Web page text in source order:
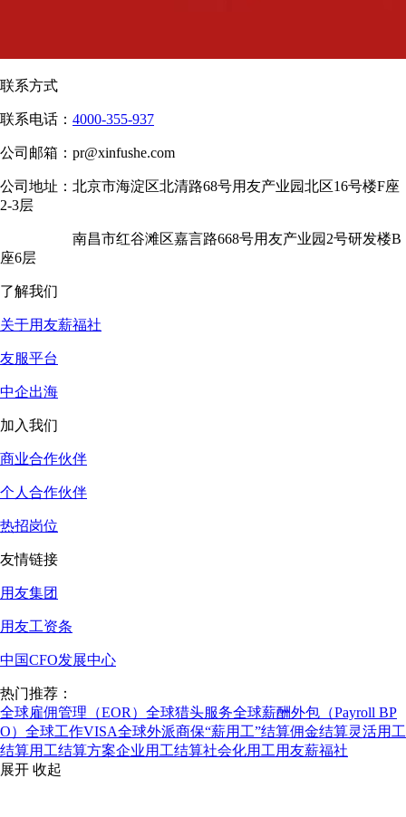
联系方式
联系电话： 4000-355-937
公司邮箱： pr@xinfushe.com
公司地址： 北京市海淀区北清路68号用友产业园北区16号楼F座
2-3层
南昌市红谷滩区嘉言路668号用友产业园2号研发楼B
座6层
了解我们
关于用友薪福社
友服平台
中企出海
加入我们
商业合作伙伴
个人合作伙伴
热招岗位
友情链接
用友集团
用友工资条
中国CFO发展中心
热门推荐：
全球雇佣管理（EOR） 全球猎头服务全球薪酬外包（Payroll BP
O） 全球工作VISA全球外派商保“薪用工”结算佣金结算灵活用工
结算用工结算方案企业用工结算社会化用工用友薪福社
展开 收起